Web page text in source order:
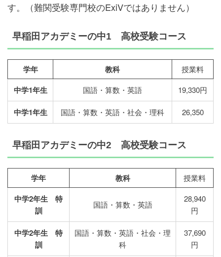
す。（難関受験専門校のExiVではありません）
早稲田アカデミーの中1 高校受験コース
学年 教科 授業料
中学1年生 国語・算数・英語 19,330円
中学1年生 国語・算数・英語・社会・理科 26,350
早稲田アカデミーの中2 高校受験コース
学年 教科 授業料
中学2年生 特
訓
国語・算数・英語
28,940
円
中学2年生 特
訓
国語・算数・英語・社会・理
科
37,690
円